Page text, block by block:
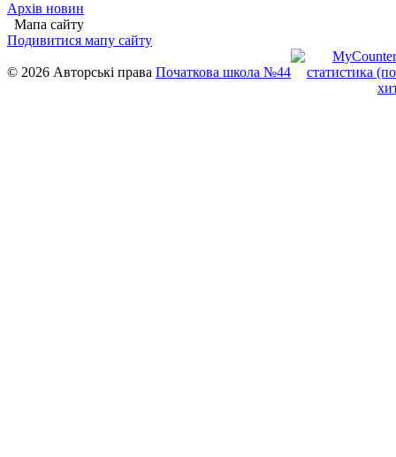
Архів новин
Мапа сайту
Подивитися мапу сайту
© 2026 Авторські права Початкова школа №44